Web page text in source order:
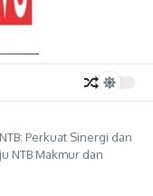
Perkuat Sinergi dan
NTB Makmur dan